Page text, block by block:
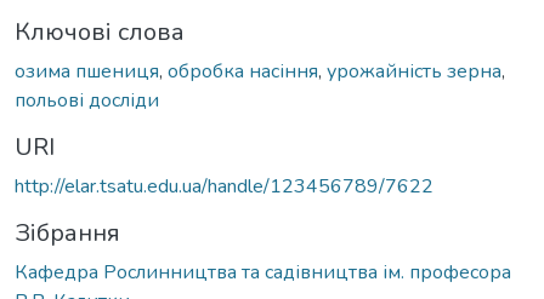
Ключові слова
озима пшениця, обробка насіння, урожайність зерна,
польові досліди
URI
http://elar.tsatu.edu.ua/handle/123456789/7622
Зібрання
Кафедра Рослинництва та садівництва ім. професора